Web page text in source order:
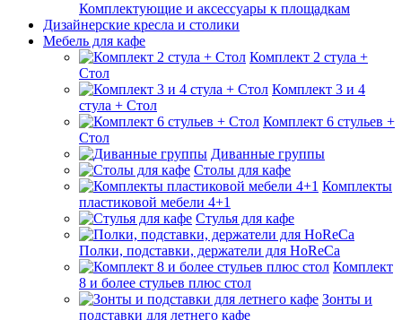
Комплектующие и аксессуары к площадкам
Дизайнерские кресла и столики
Мебель для кафе
Комплект 2 стула +
Стол
Комплект 3 и 4
стула + Стол
Комплект 6 стульев +
Стол
Диванные группы
Столы для кафе
Комплекты
пластиковой мебели 4+1
Стулья для кафе
Полки, подставки, держатели для HoReCa
Комплект
8 и более стульев плюс стол
Зонты и
подставки для летнего кафе